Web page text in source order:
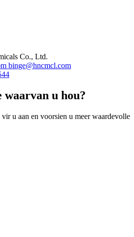
Co., Ltd.
binge@hncmcl.com
u hou?
u aan en voorsien u meer waardevolle